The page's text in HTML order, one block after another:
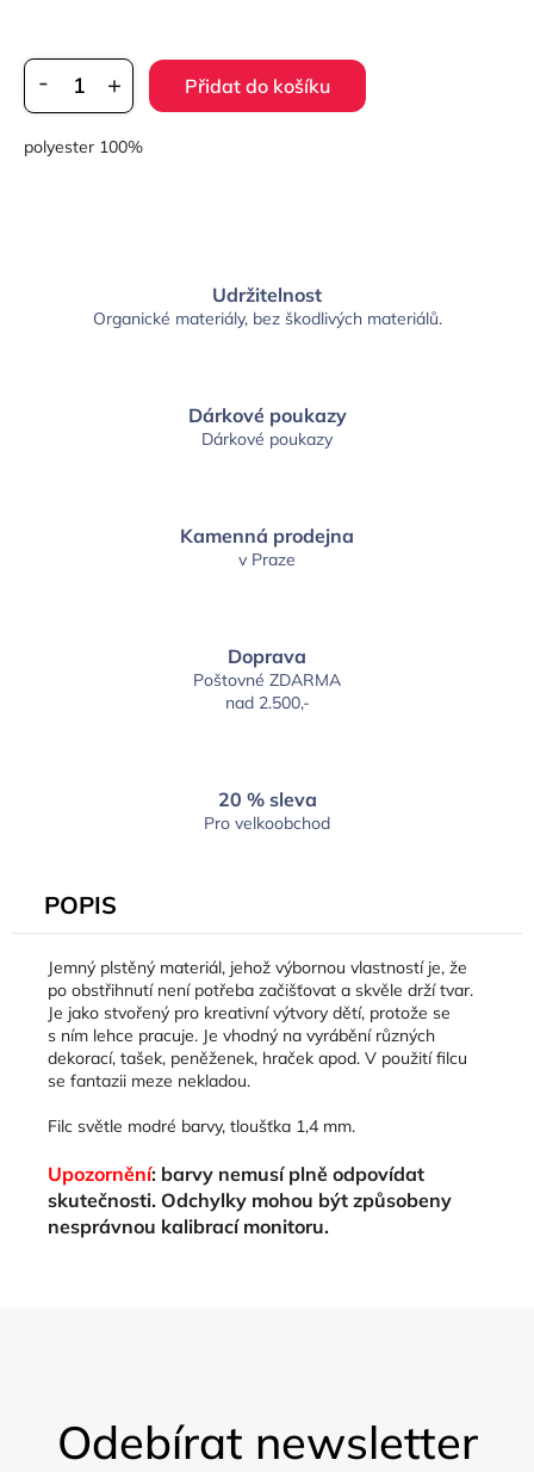
Přidat do košíku
polyester 100%
Udržitelnost
Organické materiály, bez škodlivých materiálů.
Dárkové poukazy
Dárkové poukazy
Kamenná prodejna
v Praze
Doprava
Poštovné ZDARMA
nad 2.500,-
20 % sleva
Pro velkoobchod
POPIS
Jemný plstěný materiál, jehož výbornou vlastností je, že
po obstřihnutí není potřeba začišťovat a skvěle drží tvar.
Je jako stvořený pro kreativní výtvory dětí, protože se
s ním lehce pracuje. Je vhodný na vyrábění různých
dekorací, tašek, peněženek, hraček apod. V použití filcu
se fantazii meze nekladou.
Filc světle modré barvy, tloušťka 1,4 mm.
Upozornění: barvy nemusí plně odpovídat
skutečnosti. Odchylky mohou být způsobeny
nesprávnou kalibrací monitoru.
Odebírat newsletter